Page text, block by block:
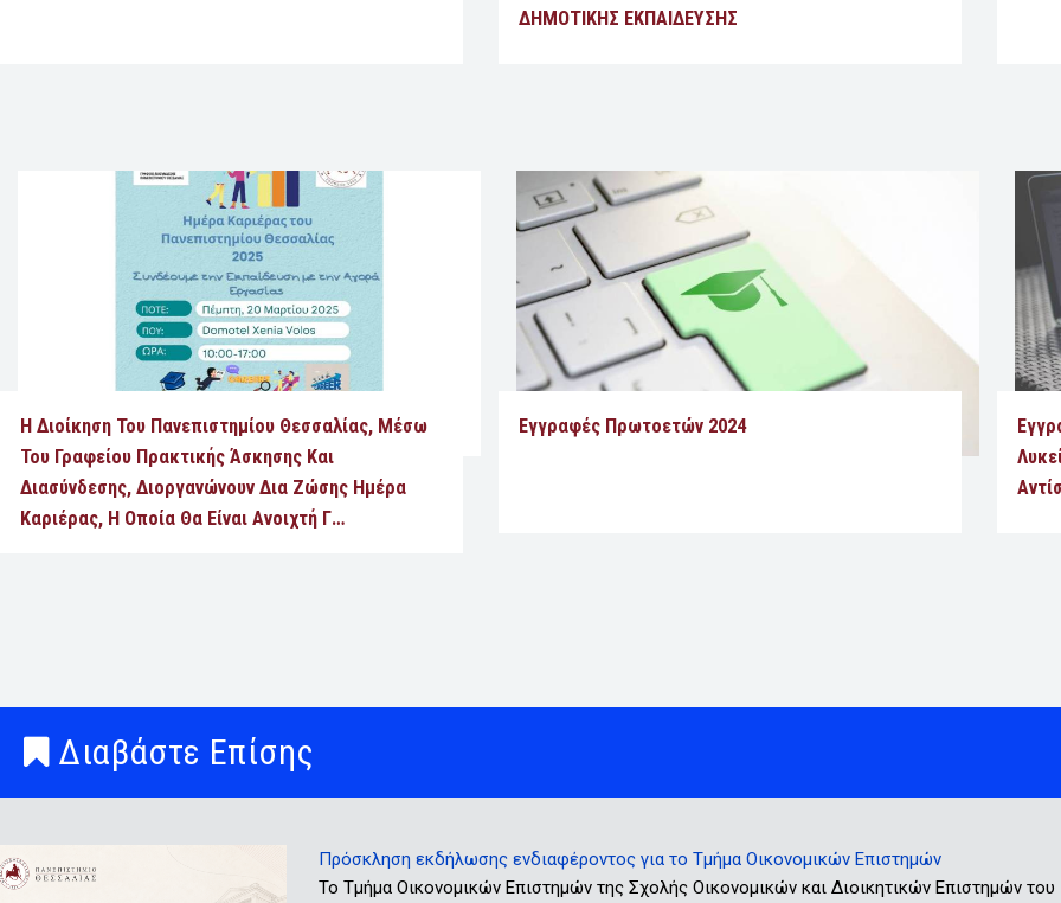
ΔΗΜΟΤΙΚΗΣ ΕΚΠΑΙΔΕΥΣΗΣ
Η Διοίκηση Του Πανεπιστημίου Θεσσαλίας, Μέσω
Του Γραφείου Πρακτικής Άσκησης Και
Διασύνδεσης, Διοργανώνουν Δια Ζώσης Ημέρα
Καριέρας, Η Οποία Θα Είναι Ανοιχτή Γ…
Εγγραφές Πρωτοετών 2024
Διαβάστε Επίσης
Πρόσκληση εκδήλωσης ενδιαφέροντος για το Τμήμα Οικονομικών Επιστημών
Το Τμήμα Οικονομικών Επιστημών της Σχολής Οικονομικών και Διοικητικών Επιστημών